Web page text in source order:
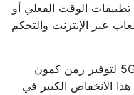
تطبيقات الوقت الفعلي أو
عبر الإنترنت والتحكم
حيث تم تصميم أنظمة الجيل الخامس 5G لتوفير زمن كمون
ويسمح هذا الانخفاض الكبير في